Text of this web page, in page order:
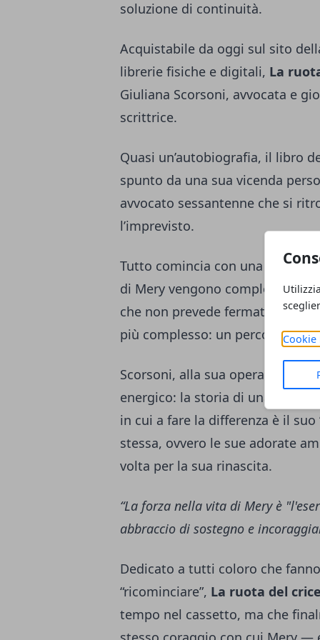
Cookie
soluzione di continuità.
Acquistabile da oggi sul sito
librerie fisiche e digitali, La
Giuliana Scorsoni, avvocata e
scrittrice.
Quasi un’autobiografia, il libro
spunto da una sua vicenda
avvocato sessantenne che si
l’imprevisto.
Tutto comincia con una
di Mery vengono
che non prevede fermate, la
più complesso: un percorso
Scorsoni, alla sua opera prima,
energico: la storia di una
in cui a fare la differenza è il suo
stessa, ovvero le sue adorate
volta per la sua rinascita.
“La forza nella vita di Mery è
abbraccio di sostegno e
Dedicato a tutti coloro che
“ricominciare”, La ruota del
tempo nel cassetto, ma che